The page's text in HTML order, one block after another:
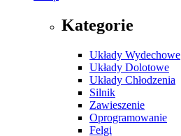
Kategorie
Układy Wydechowe
Układy Dolotowe
Układy Chłodzenia
Silnik
Zawieszenie
Oprogramowanie
Felgi